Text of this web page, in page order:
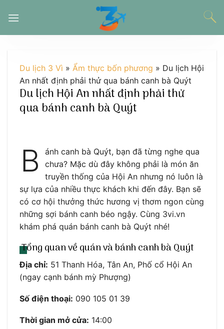
đến
Du lịch 3 Vì » Ẩm thực bốn phương » Du lịch Hội
An nhất định phải thử qua bánh canh bà Quýt
Du lịch Hội An nhất định phải thử
qua bánh canh bà Quýt
B
ánh canh bà Quýt, bạn đã từng nghe qua
chưa? Mặc dù đây không phải là món ăn
truyền thống của Hội An nhưng nó luôn là
sự lựa của nhiều thực khách khi đến đây. Bạn sẽ
có cơ hội thưởng thức hương vị thơm ngon cùng
những sợi bánh canh béo ngậy. Cùng 3vi.vn
khám phá quán bánh canh bà Quýt nhé!
Tổng quan về quán và bánh canh bà Quýt
Địa chỉ: 51 Thanh Hóa, Tân An, Phố cổ Hội An
(ngay cạnh bánh mỳ Phượng)
Số điện thoại: 090 105 01 39
Thời gian mở cửa: 14:00